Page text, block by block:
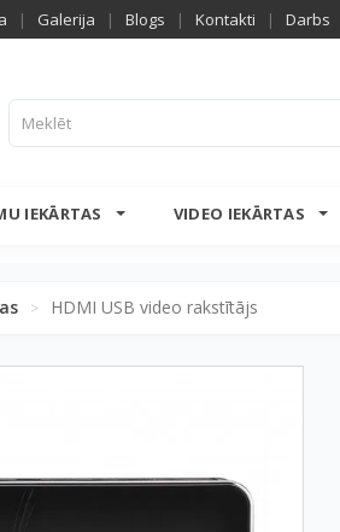
| Galerija | Blogs | Kontakti | Darbs
IEKĀRTAS VIDEO IEKĀRTAS
> HDMI USB video rakstītājs